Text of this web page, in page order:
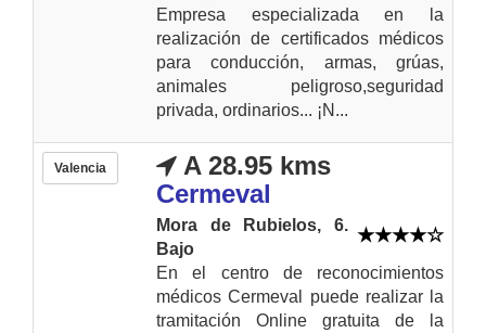
Empresa especializada en la
realización de certificados médicos
para conducción, armas, grúas,
animales peligroso,seguridad
privada, ordinarios... ¡N...
Valencia
A 28.95 kms
Cermeval
Mora de Rubielos, 6.
Bajo
En el centro de reconocimientos
médicos Cermeval puede realizar la
tramitación Online gratuita de la